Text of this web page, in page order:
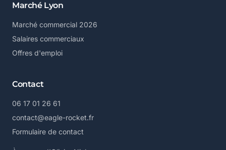
Marché Lyon
Marché commercial 2026
Salaires commerciaux
Offres d'emploi
Contact
06 17 01 26 61
contact@eagle-rocket.fr
Formulaire de contact